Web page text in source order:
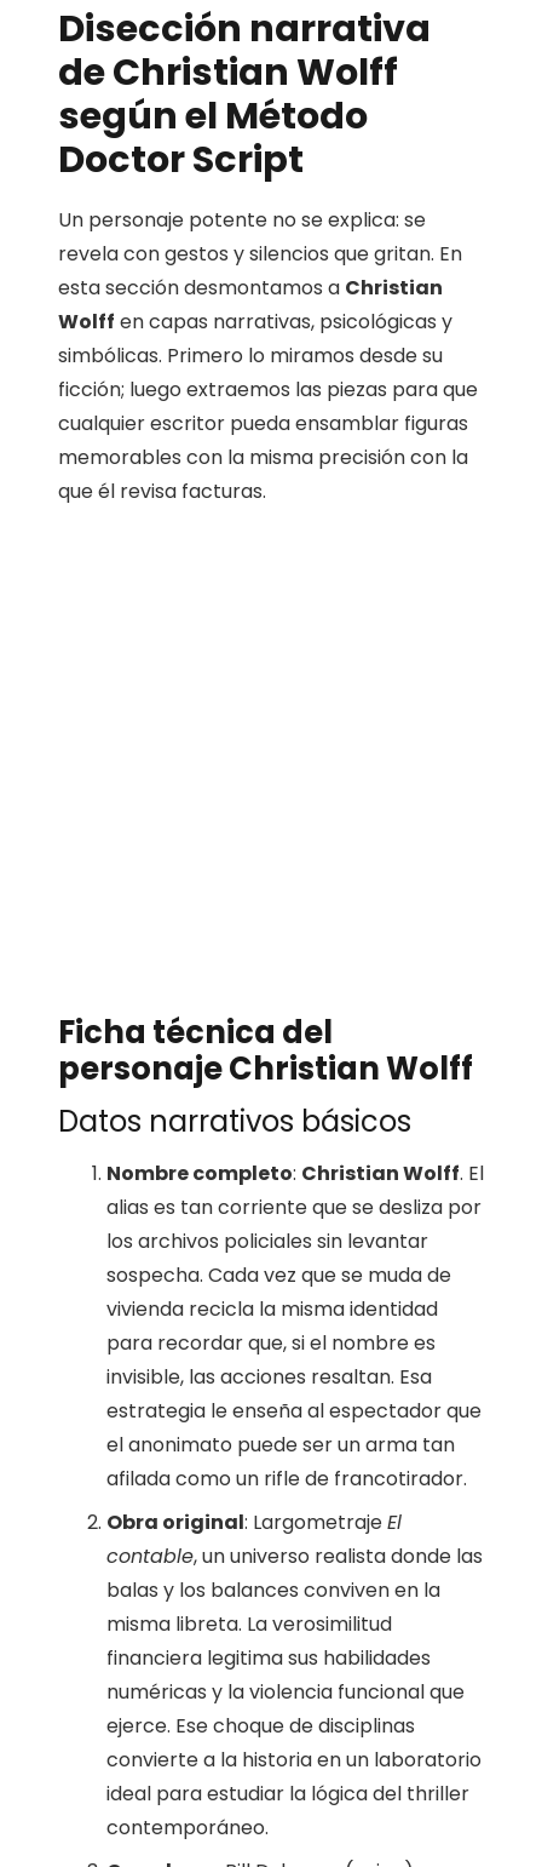
Disección narrativa
de Christian Wolff
según el Método
Doctor Script
Un personaje potente no se explica: se
revela con gestos y silencios que gritan. En
esta sección desmontamos a Christian
Wolff en capas narrativas, psicológicas y
simbólicas. Primero lo miramos desde su
ficción; luego extraemos las piezas para que
cualquier escritor pueda ensamblar figuras
memorables con la misma precisión con la
que él revisa facturas.
Ficha técnica del
personaje Christian Wolff
Datos narrativos básicos
Nombre completo: Christian Wolff. El
alias es tan corriente que se desliza por
los archivos policiales sin levantar
sospecha. Cada vez que se muda de
vivienda recicla la misma identidad
para recordar que, si el nombre es
invisible, las acciones resaltan. Esa
estrategia le enseña al espectador que
el anonimato puede ser un arma tan
afilada como un rifle de francotirador.
Obra original: LargometrajeEl
contable, un universo realista donde las
balas y los balances conviven en la
misma libreta. La verosimilitud
financiera legitima sus habilidades
numéricas y la violencia funcional que
ejerce. Ese choque de disciplinas
convierte a la historia en un laboratorio
ideal para estudiar la lógica del thriller
contemporáneo.